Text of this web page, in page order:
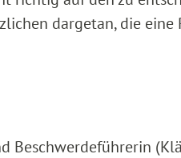
dargetan, die
Beschwerdeführerin